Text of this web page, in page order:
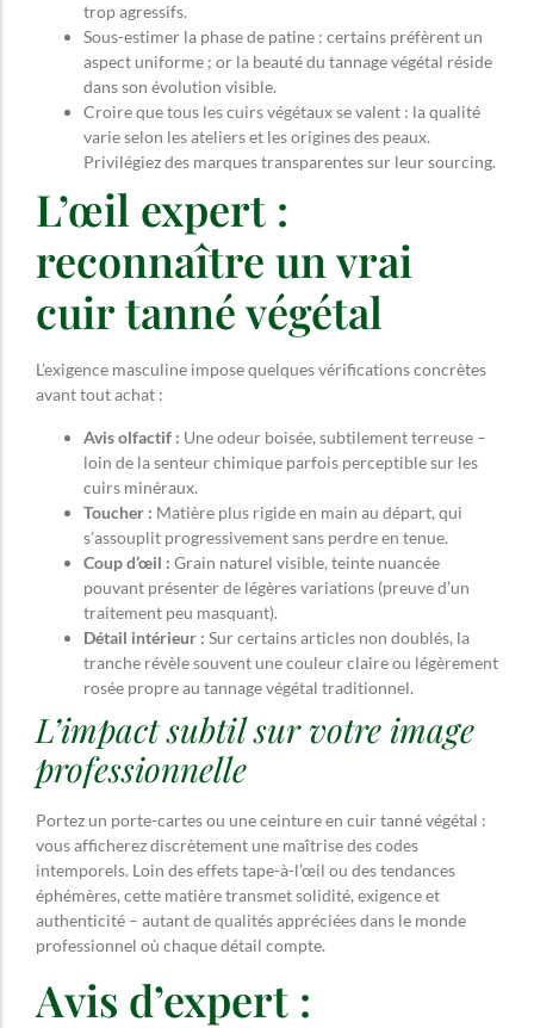
trop agressifs.
Sous-estimer la phase de patine : certains préfèrent un
aspect uniforme ; or la beauté du tannage végétal réside
dans son évolution visible.
Croire que tous les cuirs végétaux se valent : la qualité
varie selon les ateliers et les origines des peaux.
Privilégiez des marques transparentes sur leur sourcing.
L’œil expert :
reconnaître un vrai
cuir tanné végétal
L’exigence masculine impose quelques vérifications concrètes
avant tout achat :
Avis olfactif : Une odeur boisée, subtilement terreuse –
loin de la senteur chimique parfois perceptible sur les
cuirs minéraux.
Toucher : Matière plus rigide en main au départ, qui
s’assouplit progressivement sans perdre en tenue.
Coup d’œil : Grain naturel visible, teinte nuancée
pouvant présenter de légères variations (preuve d’un
traitement peu masquant).
Détail intérieur : Sur certains articles non doublés, la
tranche révèle souvent une couleur claire ou légèrement
rosée propre au tannage végétal traditionnel.
L’impact subtil sur votre image
professionnelle
Portez un porte-cartes ou une ceinture en cuir tanné végétal :
vous afficherez discrètement une maîtrise des codes
intemporels. Loin des effets tape-à-l’œil ou des tendances
éphémères, cette matière transmet solidité, exigence et
authenticité – autant de qualités appréciées dans le monde
professionnel où chaque détail compte.
Avis d’expert :